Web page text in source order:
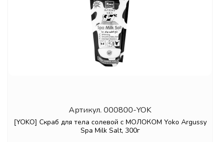
Артикул. 000800-YOK
[YOKO] Скраб для тела солевой с МОЛОКОМ Yoko Argussy
Spa Milk Salt, 300г